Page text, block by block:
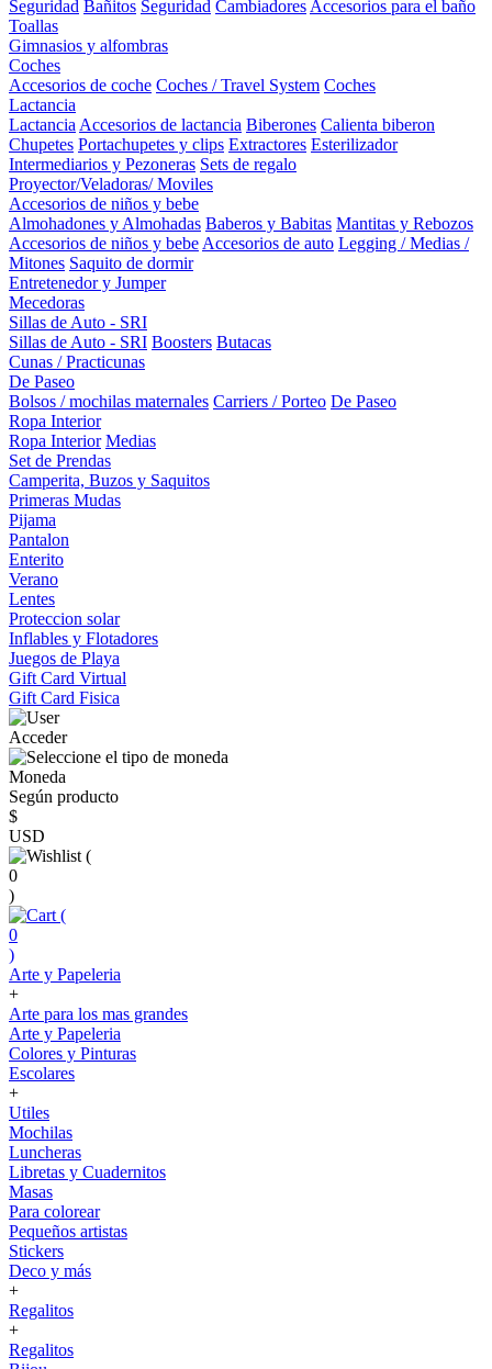
Seguridad Bañitos Seguridad Cambiadores Accesorios para el baño
Toallas
Gimnasios y alfombras
Coches
Accesorios de coche Coches / Travel System Coches
Lactancia
Lactancia Accesorios de lactancia Biberones Calienta biberon
Chupetes Portachupetes y clips Extractores Esterilizador
Intermediarios y Pezoneras Sets de regalo
Proyector/Veladoras/ Moviles
Accesorios de niños y bebe
Almohadones y Almohadas Baberos y Babitas Mantitas y Rebozos
Accesorios de niños y bebe Accesorios de auto Legging / Medias /
Mitones Saquito de dormir
Entretenedor y Jumper
Mecedoras
Sillas de Auto - SRI
Sillas de Auto - SRI Boosters Butacas
Cunas / Practicunas
De Paseo
Bolsos / mochilas maternales Carriers / Porteo De Paseo
Ropa Interior
Ropa Interior Medias
Set de Prendas
Camperita, Buzos y Saquitos
Primeras Mudas
Pijama
Pantalon
Enterito
Verano
Lentes
Proteccion solar
Inflables y Flotadores
Juegos de Playa
Gift Card Virtual
Gift Card Fisica
Acceder
Moneda
Según producto
$
USD
(
0
)
(
0
)
Arte y Papeleria
+
Arte para los mas grandes
Arte y Papeleria
Colores y Pinturas
Escolares
+
Utiles
Mochilas
Luncheras
Libretas y Cuadernitos
Masas
Para colorear
Pequeños artistas
Stickers
Deco y más
+
Regalitos
+
Regalitos